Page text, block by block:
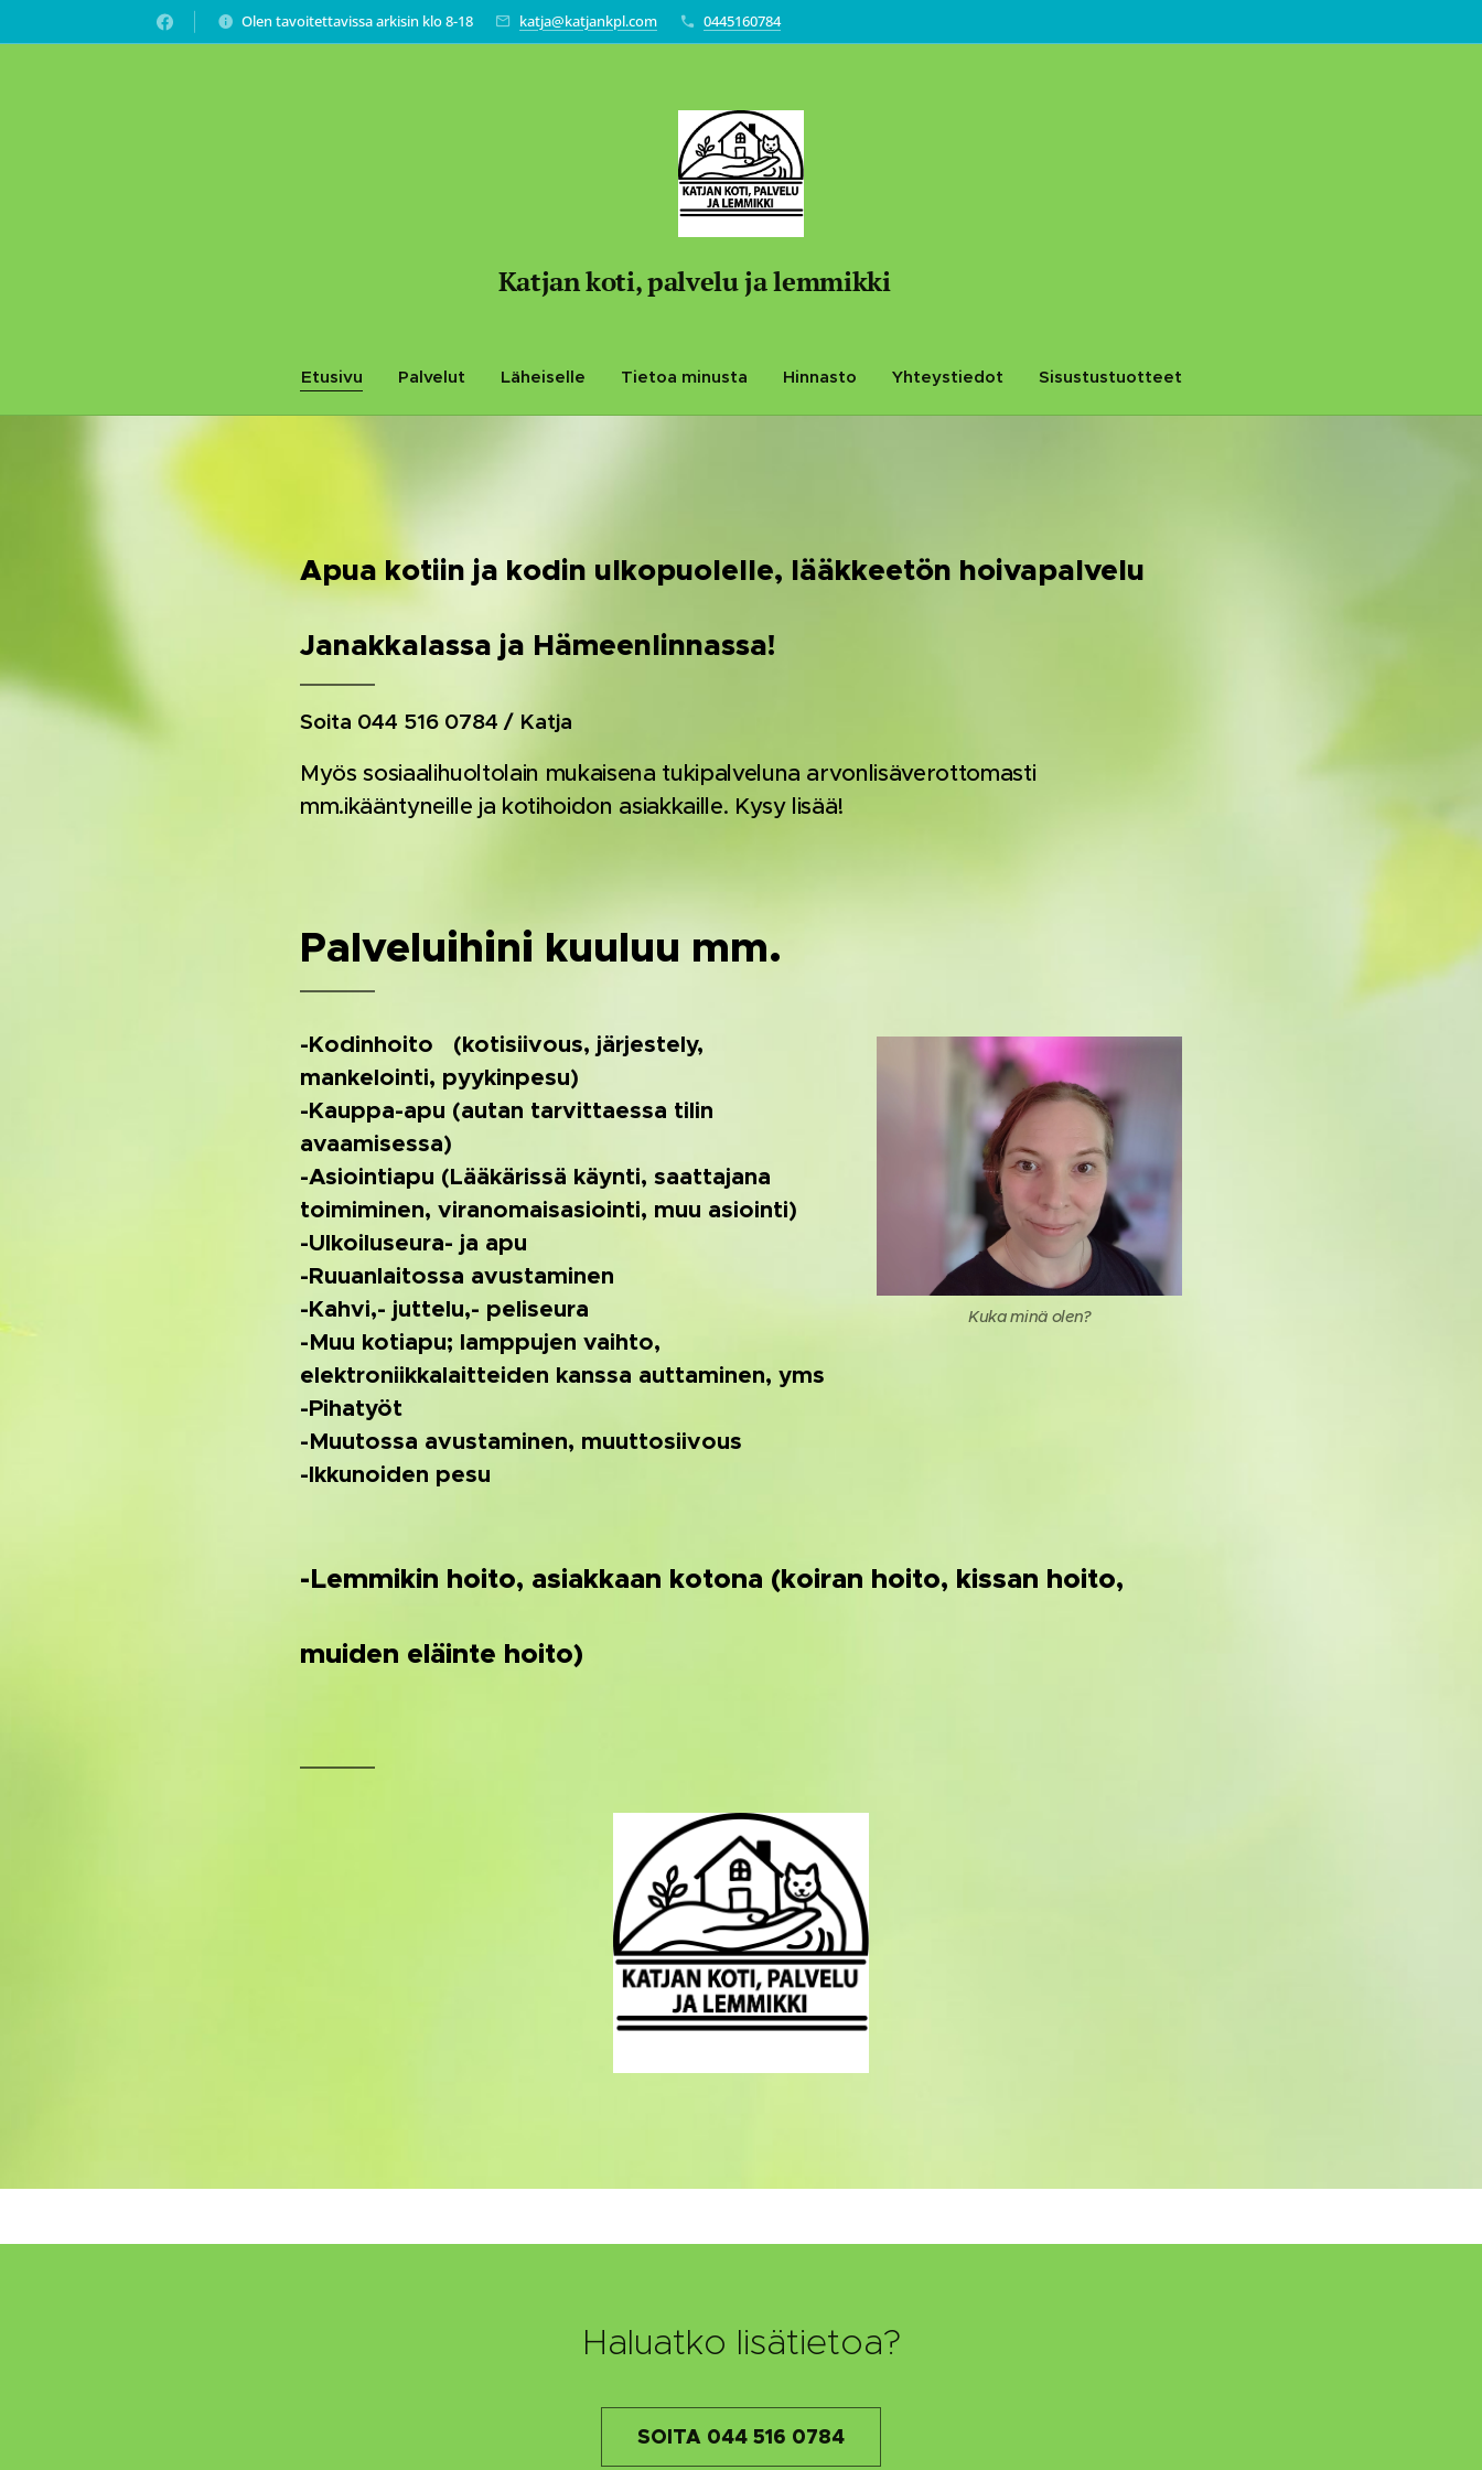
Olen tavoitettavissa arkisin klo 8-18 katja@katjankpl.com 0445160784
Katjan koti, palvelu ja lemmikki
Etusivu Palvelut Läheiselle Tietoa minusta Hinnasto Yhteystiedot Sisustustuotteet
Apua kotiin ja kodin ulkopuolelle, lääkkeetön hoivapalvelu
Janakkalassa ja Hämeenlinnassa!
Soita 044 516 0784 / Katja
Myös sosiaalihuoltolain mukaisena tukipalveluna arvonlisäverottomasti
mm.ikääntyneille ja kotihoidon asiakkaille. Kysy lisää!
Palveluihini kuuluu mm.
Kuka minä olen?
-Kodinhoito (kotisiivous, järjestely,
mankelointi, pyykinpesu)
-Kauppa-apu (autan tarvittaessa tilin
avaamisessa)
-Asiointiapu (Lääkärissä käynti, saattajana
toimiminen, viranomaisasiointi, muu asiointi)
-Ulkoiluseura- ja apu
-Ruuanlaitossa avustaminen
-Kahvi,- juttelu,- peliseura
-Muu kotiapu; lamppujen vaihto,
elektroniikkalaitteiden kanssa auttaminen, yms
-Pihatyöt
-Muutossa avustaminen, muuttosiivous
-Ikkunoiden pesu
-Lemmikin hoito, asiakkaan kotona (koiran hoito, kissan hoito,
muiden eläinte hoito)
Haluatko lisätietoa?
SOITA 044 516 0784